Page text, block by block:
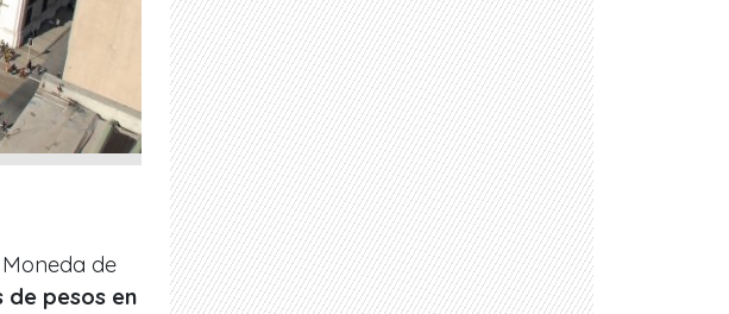
de
de pesos en